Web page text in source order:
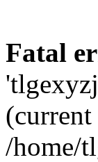
Fatal
/home/